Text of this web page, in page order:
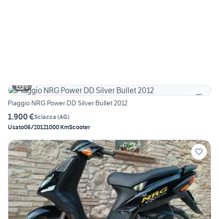
6
Piaggio NRG Power DD Silver Bullet 2012
1.900 €Sciacca (AG)
Usato06/20121000 KmScooter